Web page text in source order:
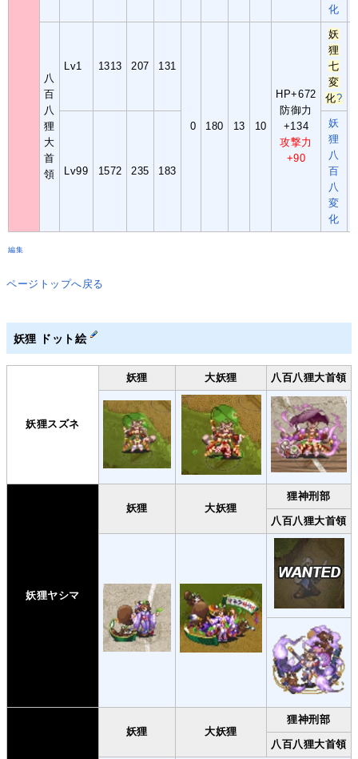
化
八
百
八
狸
大
首
領
Lv1 1313 207 131
0 180 13 10
HP+672
防御力
+134
攻撃力
+90
妖
狸
七
変
化?
Lv99
1572 235 183
妖
狸
八
百
八
変
化
編集
ページトップへ戻る
妖狸 ドット絵
妖狸スズネ
妖狸 大妖狸 八百八狸大首領
妖狸ヤシマ
妖狸 大妖狸
狸神刑部
八百八狸大首領
妖狸 大妖狸
狸神刑部
八百八狸大首領